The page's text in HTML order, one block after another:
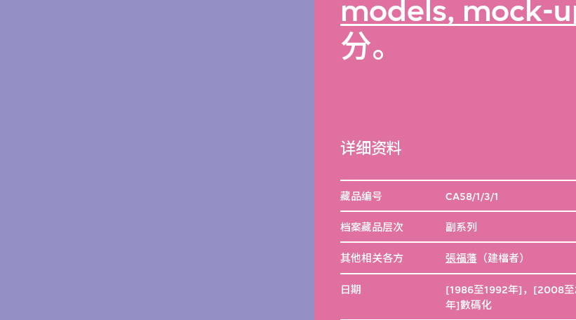
models, mock-
分。
详细资料
藏品编号 CA58/1/3/1
档案藏品层次 副系列
其他相关各方 張福藩 （建檔者）
日期
[1986至1992年]，[2008
年]數碼化